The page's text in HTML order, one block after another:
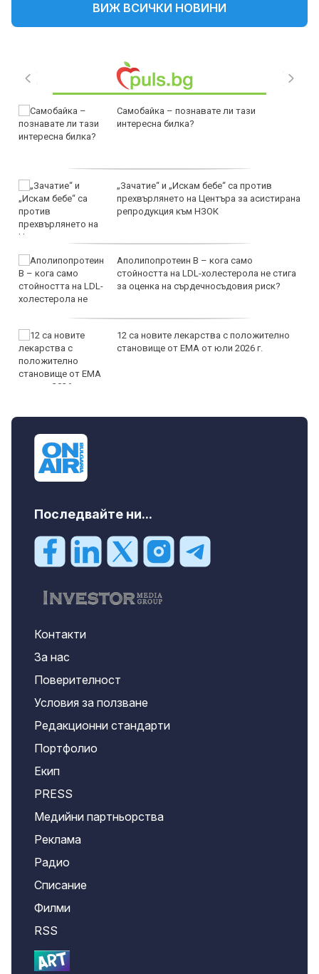
ВИЖ ВСИЧКИ НОВИНИ
Самобайка – познавате ли тази
интересна билка?
„Зачатие“ и „Искам бебе“ са против
прехвърлянето на Центъра за асистирана
репродукция към НЗОК
Аполипопротеин B – кога само
стойността на LDL-холестерола не стига
за оценка на сърдечносъдовия риск?
12 са новите лекарства с положително
становище от ЕМА от юли 2026 г.
Последвайте ни...
Контакти
За нас
Поверителност
Условия за ползване
Редакционни стандарти
Портфолио
Екип
PRESS
Медийни партньорства
Реклама
Радио
Списание
Филми
RSS